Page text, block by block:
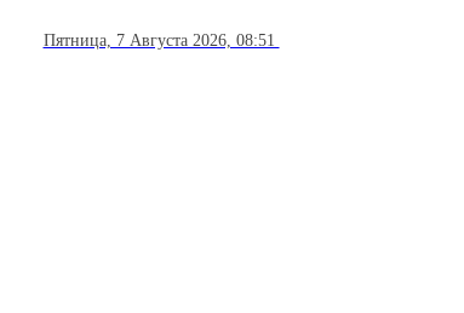
Пятница, 7 Августа 2026, 08:51